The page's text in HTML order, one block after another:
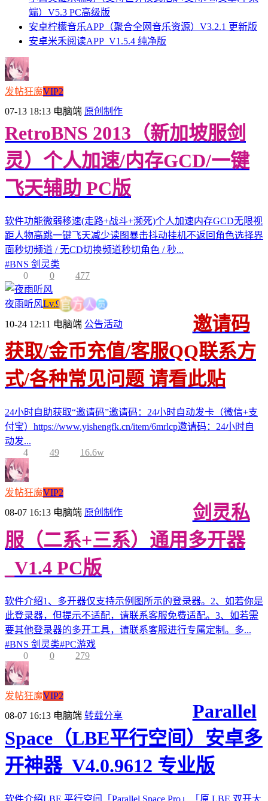
端）V5.3 PC高级版
安卓柠檬音乐APP（聚合全网音乐资源）V3.2.1 更新版
安卓米禾阅读APP_V1.5.4 纯净版
发帖狂魔VIP2
07-13 18:13 电脑端 原创制作
RetroBNS 2013（新加坡服剑
灵）个人加速/内存GCD/一键
飞天辅助 PC版
软件功能微弱移速(走路+战斗+濒死)个人加速内存GCD无限视
距人物高跳一键飞天减少读图暴击抖动挂机不返回角色选择界
面秒切频道 / 无CD切换频道秒切角色 / 秒...
#BNS 剑灵类
0
0 477
夜雨听风Lv.9官 方人员
10-24 12:11 电脑端 公告活动
邀请码
获取/金币充值/客服QQ联系方
式/各种常见问题 请看此贴
24小时自助获取“邀请码”邀请码：24小时自动发卡（微信+支
付宝）https://www.yishengfk.cn/item/6mrlcp邀请码：24小时自
动发...
4
49 16.6w
发帖狂魔VIP2
08-07 16:13 电脑端 原创制作
剑灵私
服（二系+三系）通用多开器
_V1.4 PC版
软件介绍1、多开器仅支持示例图所示的登录器。2、如若你是
此登录器，但提示不适配，请联系客服免费适配。3、如若需
要其他登录器的多开工具，请联系客服进行专属定制。多...
#BNS 剑灵类#PC游戏
0
0 279
发帖狂魔VIP2
08-07 16:13 电脑端 转载分享
Parallel
Space（LBE平行空间）安卓多
开神器_V4.0.9612 专业版
软件介绍LBE 平行空间「Parallel Space Pro」「原 LBE 双开大